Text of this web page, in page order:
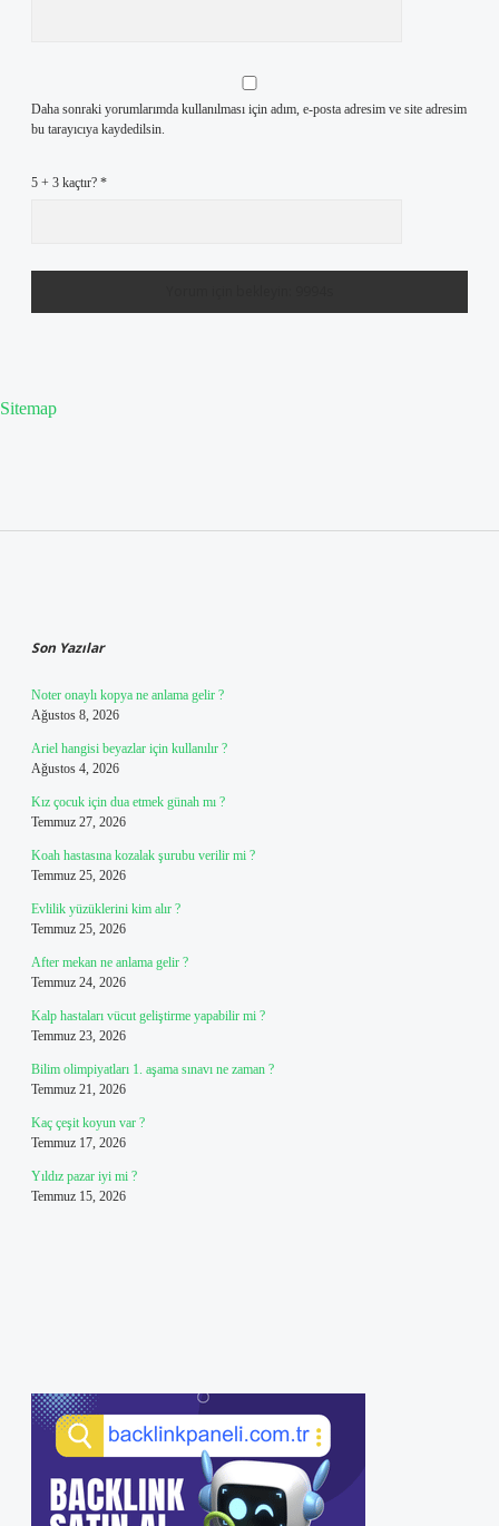
Daha sonraki yorumlarımda kullanılması için adım, e-posta adresim ve site adresim
bu tarayıcıya kaydedilsin.
5 + 3 kaçtır? *
Sitemap
Son Yazılar
Noter onaylı kopya ne anlama gelir ?
Ağustos 8, 2026
Ariel hangisi beyazlar için kullanılır ?
Ağustos 4, 2026
Kız çocuk için dua etmek günah mı ?
Temmuz 27, 2026
Koah hastasına kozalak şurubu verilir mi ?
Temmuz 25, 2026
Evlilik yüzüklerini kim alır ?
Temmuz 25, 2026
After mekan ne anlama gelir ?
Temmuz 24, 2026
Kalp hastaları vücut geliştirme yapabilir mi ?
Temmuz 23, 2026
Bilim olimpiyatları 1. aşama sınavı ne zaman ?
Temmuz 21, 2026
Kaç çeşit koyun var ?
Temmuz 17, 2026
Yıldız pazar iyi mi ?
Temmuz 15, 2026